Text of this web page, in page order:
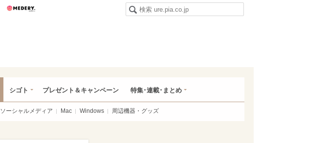
うまい肉
シゴト プレゼント＆キャンペーン 特集･連載･まとめ
ソーシャルメディア Mac Windows 周辺機器・グッズ